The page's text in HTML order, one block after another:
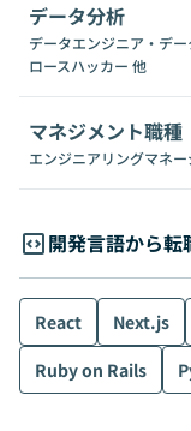
データ分析
データエンジニア・デ
ロースハッカー 他
マネジメント職種
エンジニアリングマネ
開発言語から転
React Next.js
Ruby on Rails